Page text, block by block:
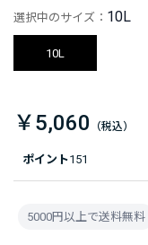
ポイント151
選択中のサイズ： 10L
10L
￥5,060
5000円以上で送料無料